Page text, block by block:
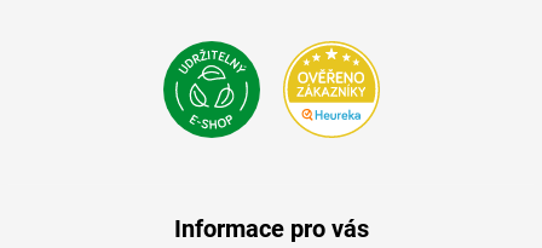
Informace pro vás